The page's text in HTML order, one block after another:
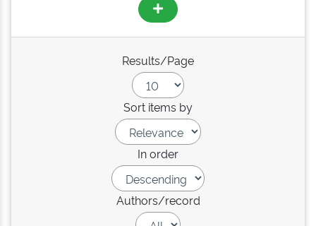
Results/Page
Sort items by
In order
Authors/record